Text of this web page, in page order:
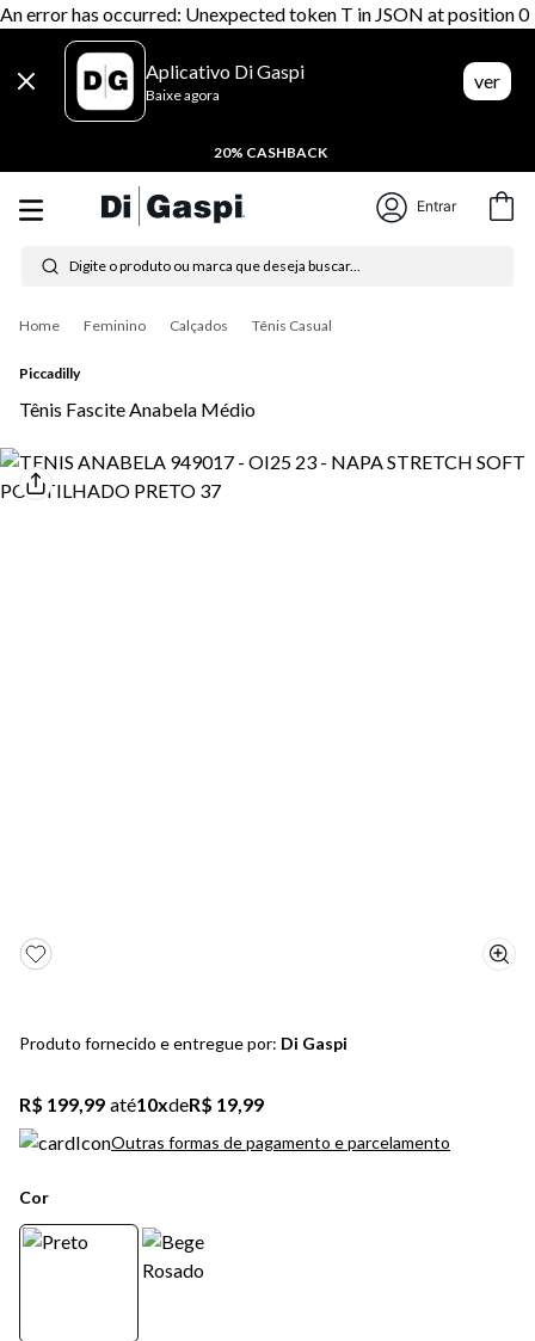
An error has occurred: Unexpected token T in JSON at position 0
Aplicativo Di Gaspi
Baixe agora
ver
20% CASHBACK
Entrar
Digite o produto ou marca que deseja buscar...
Feminino Calçados Tênis Casual
Piccadilly
Tênis Fascite Anabela Médio
Produto fornecido e entregue por: Di Gaspi
R$ 199,99 até10xdeR$ 19,99
Outras formas de pagamento e parcelamento
Cor
Termos mais buscados
1º tênis feminino
4º tênis masculino